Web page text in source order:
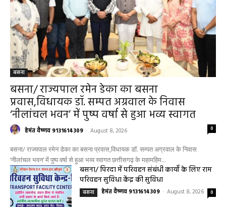
बसना
बसना/ राज्यपाल रमेन डेका का बसना
प्रवास,विधायक डॉ. सम्पत अग्रवाल के निवास
‘नीलांचल भवन’ में पुष्प वर्षा से हुआ भव्य स्वागत
हेमंत वैष्णव 9131614309 - August 8, 2026
बसना/ राज्यपाल रमेन डेका का बसना प्रवास,विधायक डॉ. सम्पत अग्रवाल के निवास
‘नीलांचल भवन’ में पुष्प वर्षा से हुआ भव्य स्वागत छत्तीसगढ़ के महामहिम...
बसना/ पिरदा में परिवहन संबंधी कार्यों के लिए राम